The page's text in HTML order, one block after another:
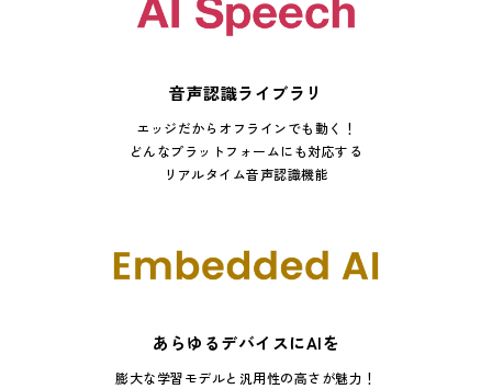
音声認識ライブラリ
エッジだからオフラインでも動く！
どんなプラットフォームにも対応する
リアルタイム音声認識機能
あらゆるデバイスにAIを
膨大な学習モデルと汎用性の高さが魅力！